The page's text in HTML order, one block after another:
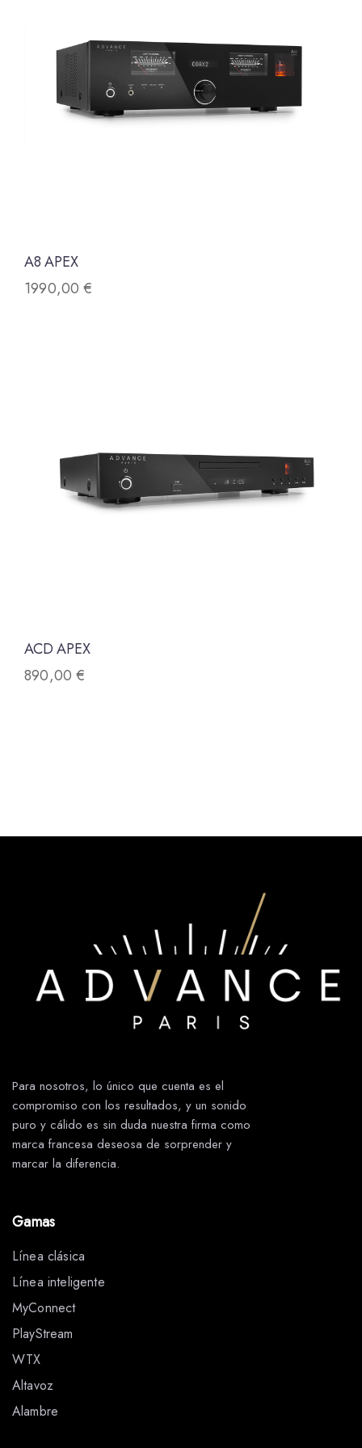
A8 APEX
1990,00€
ACD APEX
890,00€
Para nosotros, lo único que cuenta es el
compromiso con los resultados, y un sonido
puro y cálido es sin duda nuestra firma como
marca francesa deseosa de sorprender y
marcar la diferencia.
Gamas
Línea clásica
Línea inteligente
MyConnect
PlayStream
WTX
Altavoz
Alambre